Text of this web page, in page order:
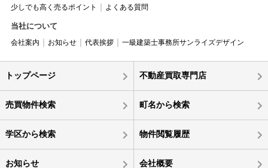
少しでも高く売るポイント
よくある質問
当社について
会社案内 お知らせ 代表挨拶 一級建築士事務所サンライズデザイン
トップページ 不動産買取専門店
売買物件検索 町名から検索
学区から検索 物件閲覧履歴
お知らせ 会社概要